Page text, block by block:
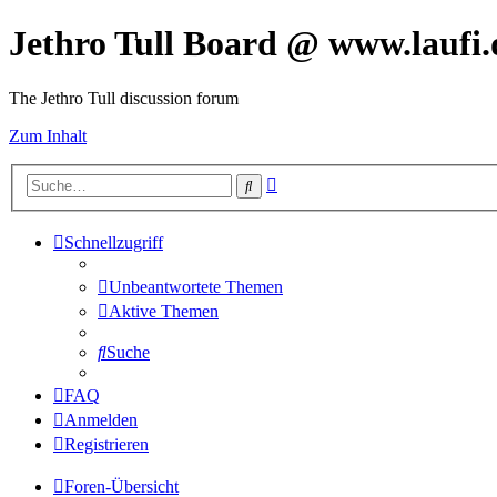
Jethro Tull Board @
The Jethro Tull discussion forum
Zum Inhalt
Suche
Schnellzugriff
Unbeantwortete Themen
Aktive Themen
Suche
FAQ
Anmelden
Registrieren
Foren-Übersicht